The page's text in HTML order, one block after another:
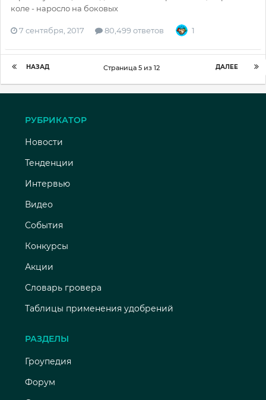
коле - наросло на боковых
7 сентября, 2017 80,499 ответов 1
НАЗАД ДАЛЕЕ
Страница 5 из 12
РУБРИКАТОР
Новости
Тенденции
Интервью
Видео
События
Конкурсы
Акции
Словарь гровера
Таблицы применения удобрений
РАЗДЕЛЫ
Гроупедия
Форум